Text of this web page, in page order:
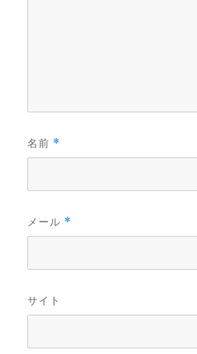
名前 *
メール *
サイト